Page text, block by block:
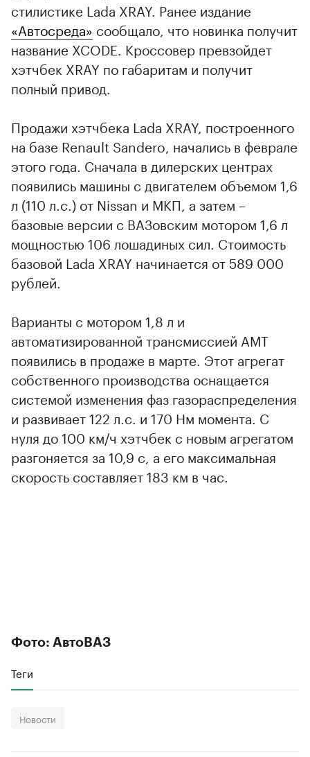
стилистике Lada XRAY. Ранее издание
«Автосреда» сообщало, что новинка получит
название XCODE. Кроссовер превзойдет
хэтчбек XRAY по габаритам и получит
полный привод.
Продажи хэтчбека Lada XRAY, построенного
на базе Renault Sandero, начались в феврале
этого года. Сначала в дилерских центрах
появились машины с двигателем объемом 1,6
л (110 л.с.) от Nissan и МКП, а затем –
базовые версии с ВАЗовским мотором 1,6 л
мощностью 106 лошадиных сил. Стоимость
базовой Lada XRAY начинается от 589 000
рублей.
Варианты с мотором 1,8 л и
автоматизированной трансмиссией АМТ
появились в продаже в марте. Этот агрегат
собственного производства оснащается
системой изменения фаз газораспределения
и развивает 122 л.с. и 170 Нм момента. С
нуля до 100 км/ч хэтчбек с новым агрегатом
разгоняется за 10,9 с, а его максимальная
скорость составляет 183 км в час.
Фото: АвтоВАЗ
Теги
Новости